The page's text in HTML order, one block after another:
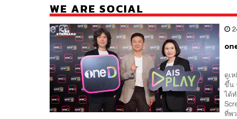
WE ARE SOCIAL
ดูเ
ขึ้น
ได้
ที่พ